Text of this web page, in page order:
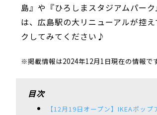
島』や『ひろしまスタジアムパー
は、広島駅の大リニューアルが控
クしてみてください♪
※掲載情報は2024年12月1日現在の情報です
目次
【12月19日オープン】IKEAポッ